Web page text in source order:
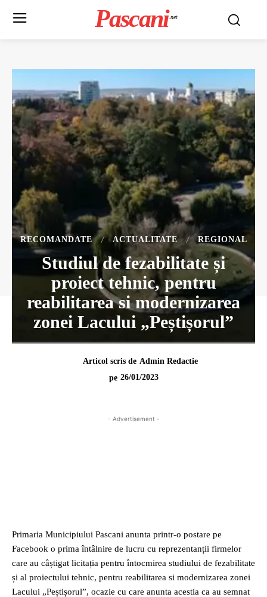
Pascani .net
RECOMANDATE ACTUALITATE REGIONAL
Studiul de fezabilitate și
proiect tehnic, pentru
reabilitarea si modernizarea
zonei Lacului „Peștișorul”
Articol scris de Admin Redactie
pe 26/01/2023
- Advertisement -
Primaria Municipiului Pascani anunta printr-o postare pe
Facebook o prima întâlnire de lucru cu reprezentanții firmelor
care au câștigat licitația pentru întocmirea studiului de fezabilitate
și al proiectului tehnic, pentru reabilitarea si modernizarea zonei
Lacului „Peștișorul”, ocazie cu care anunta acestia ca au semnat